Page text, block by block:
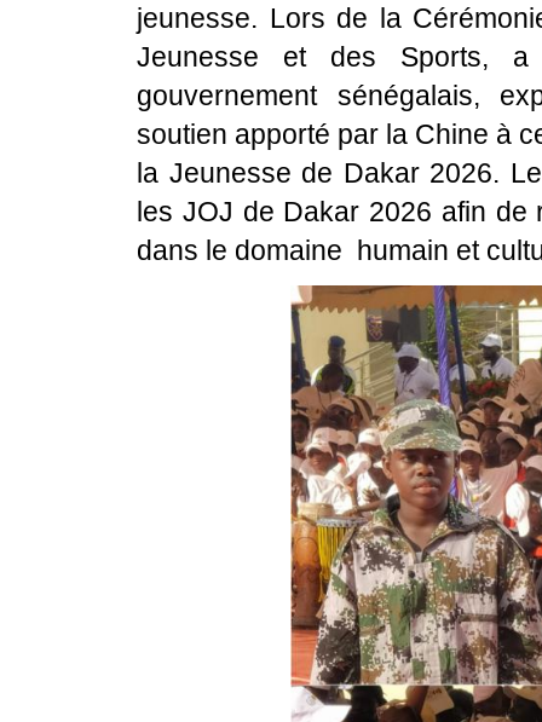
jeunesse. Lors de la
Jeunesse et des Sports,
gouvernement sénégalais,
soutien apporté par la Chine à
la Jeunesse de Dakar 2026.
les JOJ de Dakar 2026 afin
dans le domaine humain et